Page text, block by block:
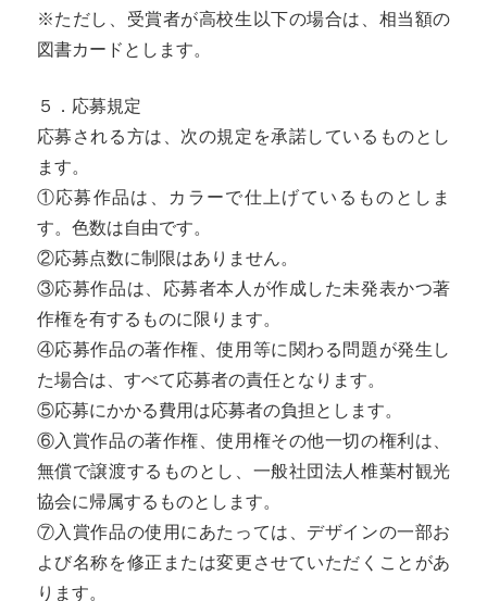
※ただし、受賞者が高校生以下の場合は、相当額の
図書カードとします。
５．応募規定
応募される方は、次の規定を承諾しているものとし
ます。
①応募作品は、カラーで仕上げているものとしま
す。色数は自由です。
②応募点数に制限はありません。
③応募作品は、応募者本人が作成した未発表かつ著
作権を有するものに限ります。
④応募作品の著作権、使用等に関わる問題が発生し
た場合は、すべて応募者の責任となります。
⑤応募にかかる費用は応募者の負担とします。
⑥入賞作品の著作権、使用権その他一切の権利は、
無償で譲渡するものとし、一般社団法人椎葉村観光
協会に帰属するものとします。
⑦入賞作品の使用にあたっては、デザインの一部お
よび名称を修正または変更させていただくことがあ
ります。